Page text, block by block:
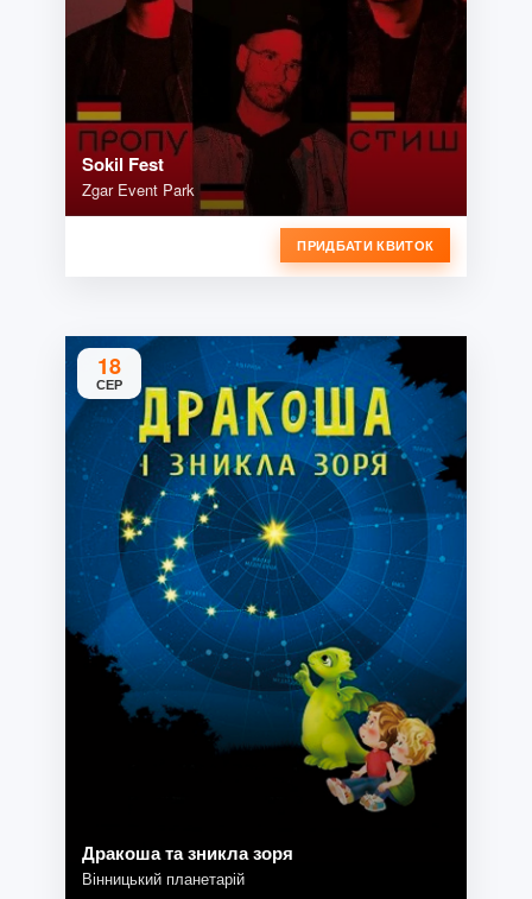
Sokil Fest
Zgar Event Park
ПРИДБАТИ КВИТОК
18
СЕР
Дракоша та зникла зоря
Вінницький планетарій